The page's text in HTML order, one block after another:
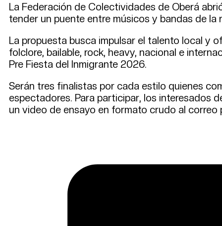
La Federación de Colectividades de Oberá
tender un puente entre músicos y bandas de
La propuesta busca impulsar el talento local y
folclore, bailable, rock, heavy, nacional e
Pre Fiesta del Inmigrante 2026.
Serán tres finalistas por cada estilo quienes
espectadores. Para participar, los interesados
un video de ensayo en formato crudo al correo